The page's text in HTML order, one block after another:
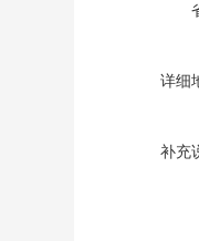
详细
补充